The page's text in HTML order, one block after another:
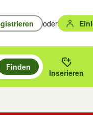
oder
und mit
zu suchen, oder
gewählten Orts oder PLZ.
Finden
Inserieren